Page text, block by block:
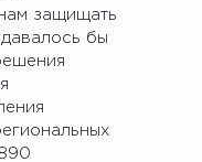
защищать
бы